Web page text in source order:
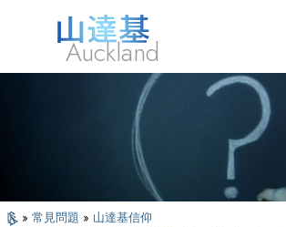
Auckland
什麼是山達
基？
志願牧
師
» 常見問題 » 山達基信仰